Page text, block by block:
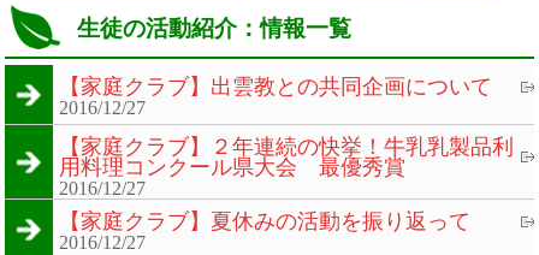
生徒の活動紹介：情報一覧
【家庭クラブ】出雲教との共同企画について
2016/12/27
【家庭クラブ】２年連続の快挙！牛乳乳製品利
用料理コンクール県大会 最優秀賞
2016/12/27
【家庭クラブ】夏休みの活動を振り返って
2016/12/27